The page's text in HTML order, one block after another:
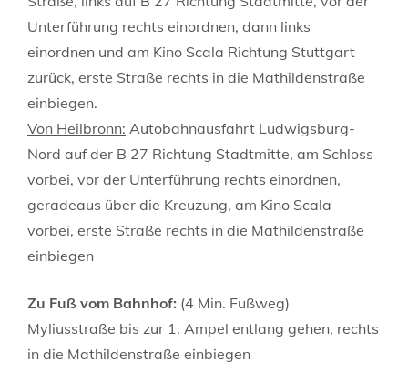
Unterführung rechts einordnen, dann links
einordnen und am Kino Scala Richtung Stuttgart
zurück, erste Straße rechts in die Mathildenstraße
einbiegen.
Von Heilbronn: Autobahnausfahrt Ludwigsburg-
Nord auf der B 27 Richtung Stadtmitte, am Schloss
vorbei, vor der Unterführung rechts einordnen,
geradeaus über die Kreuzung, am Kino Scala
vorbei, erste Straße rechts in die Mathildenstraße
einbiegen
Zu Fuß vom Bahnhof: (4 Min. Fußweg)
Myliusstraße bis zur 1. Ampel entlang gehen, rechts
in die Mathildenstraße einbiegen